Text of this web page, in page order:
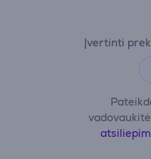
Įvertinti